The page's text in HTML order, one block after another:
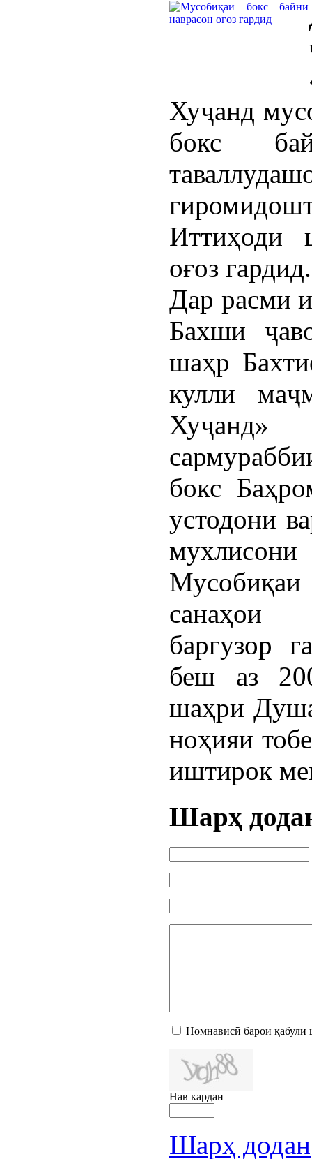
Хуҷанд
бокс
Иттиҳоди
оғоз гардид.
Дар расми
Бахши
шаҳр
кулли
Хуҷанд»
бокс
устодони
баргузор
беш аз
шаҳри
ноҳияи
иштирок
Шарҳ
Номнависӣ барои қабули
Нав кардан
Шарҳ додан